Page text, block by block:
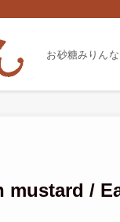
お砂糖みりん
mustard /